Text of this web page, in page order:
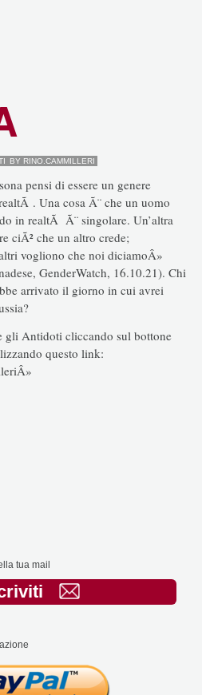
SU
BY RINO.CAMMILLERI
pensi di essere un genere
. Una cosa Ã¨ che un uomo
in realtÃ Ã¨ singolare. Un’altra
ciÃ² che un altro crede;
vogliono che noi diciamoÂ»
GenderWatch, 16.10.21). Chi
arrivato il giorno in cui avrei
gli Antidoti cliccando sul bottone
questo link:
tua mail